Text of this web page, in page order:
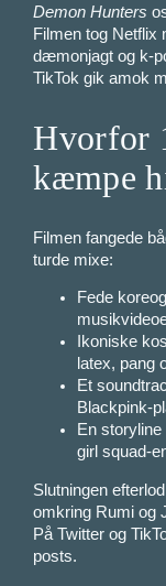
Demon Hunters
Filmen tog Netflix
dæmonjagt og k-
TikTok gik amok
Hvorfor
kæmpe
Filmen fangede
turde mixe:
Fede
Ikoniske
latex, pang
Et
Blackpink-
En
girl squad-
Slutningen
omkring Rumi og
På Twitter og
posts.